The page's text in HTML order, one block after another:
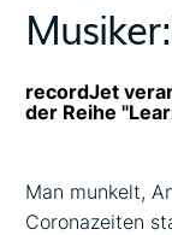
recordJet
der Reihe
Man munkelt,
Coronazeiten